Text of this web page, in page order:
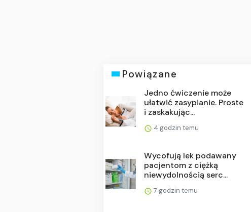
Powiązane
Jedno ćwiczenie może
ułatwić zasypianie. Proste
i zaskakując...
4 godzin temu
Wycofują lek podawany
pacjentom z ciężką
niewydolnością serc...
7 godzin temu